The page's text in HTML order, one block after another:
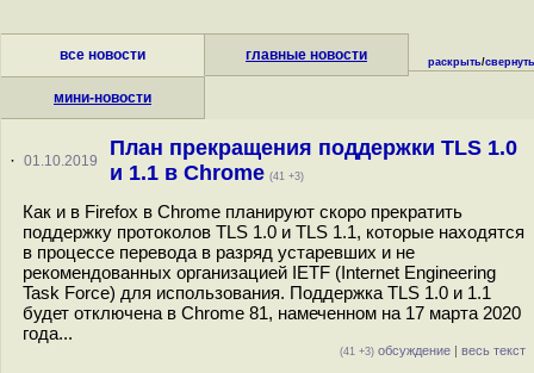
все новости главные новости
мини-новости
раскрыть/свернуть
· 01.10.2019
План прекращения поддержки TLS 1.0
и 1.1 в Chrome (41 +3)
Как и в Firefox в Chrome планируют скоро прекратить
поддержку протоколов TLS 1.0 и TLS 1.1, которые находятся
в процессе перевода в разряд устаревших и не
рекомендованных организацией IETF (Internet Engineering
Task Force) для использования. Поддержка TLS 1.0 и 1.1
будет отключена в Chrome 81, намеченном на 17 марта 2020
года...
(41 +3) обсуждение | весь текст